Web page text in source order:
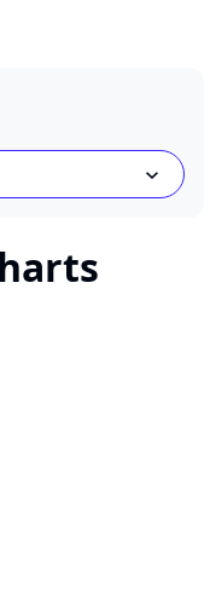
chevron_bot